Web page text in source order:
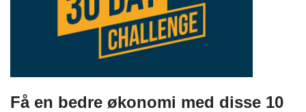
Få en bedre økonomi med disse 10